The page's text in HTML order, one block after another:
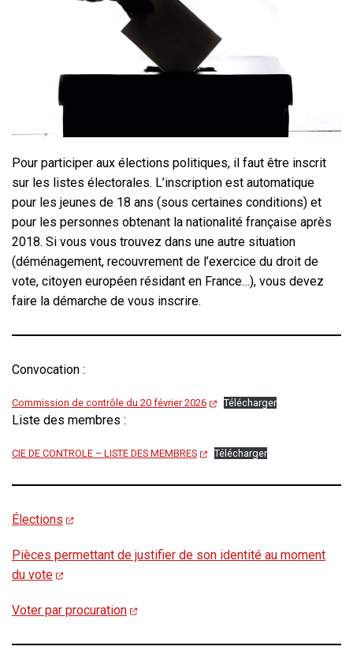
Pour participer aux élections politiques, il faut être inscrit
sur les listes électorales. L’inscription est automatique
pour les jeunes de 18 ans (sous certaines conditions) et
pour les personnes obtenant la nationalité française après
2018. Si vous vous trouvez dans une autre situation
(déménagement, recouvrement de l’exercice du droit de
vote, citoyen européen résidant en France…), vous devez
faire la démarche de vous inscrire.
Convocation :
Commission de contrôle du 20 février 2026 Télécharger
Liste des membres :
CIE DE CONTROLE – LISTE DES MEMBRES Télécharger
Élections
Pièces permettant de justifier de son identité au moment
du vote
Voter par procuration